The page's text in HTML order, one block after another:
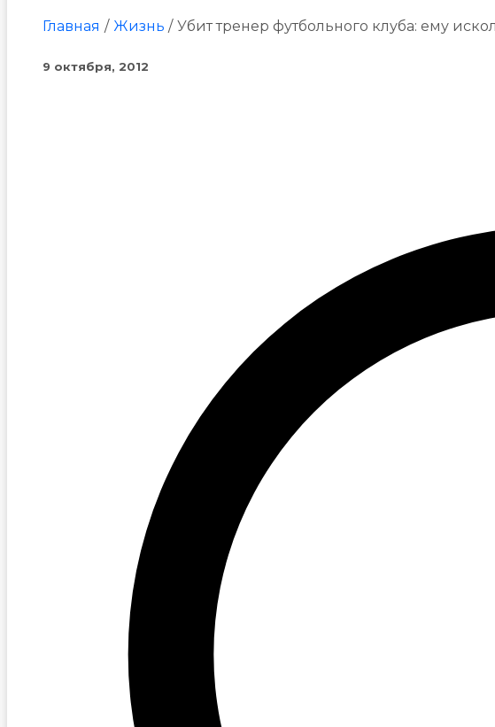
Главная Жизнь Убит тренер футбольного клуба: ему
9 октября, 2012